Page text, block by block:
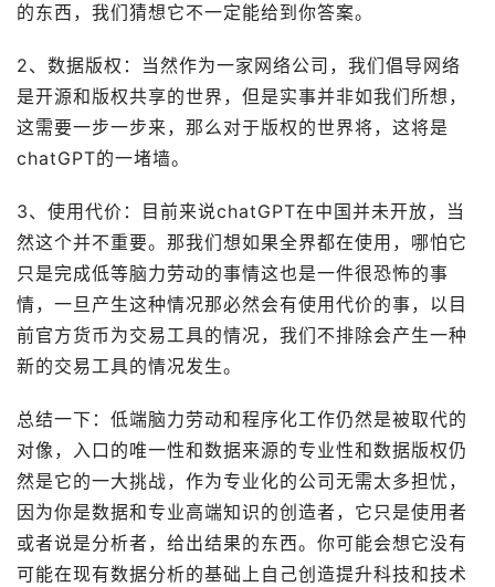
的东西，我们猜想它不一定能给到你答案。
2、数据版权：当然作为一家网络公司，我们倡导网络
是开源和版权共享的世界，但是实事并非如我们所想，
这需要一步一步来，那么对于版权的世界将，这将是
chatGPT的一堵墙。
3、使用代价：目前来说chatGPT在中国并未开放，当
然这个并不重要。那我们想如果全界都在使用，哪怕它
只是完成低等脑力劳动的事情这也是一件很恐怖的事
情，一旦产生这种情况那必然会有使用代价的事，以目
前官方货币为交易工具的情况，我们不排除会产生一种
新的交易工具的情况发生。
总结一下：低端脑力劳动和程序化工作仍然是被取代的
对像，入口的唯一性和数据来源的专业性和数据版权仍
然是它的一大挑战，作为专业化的公司无需太多担忧，
因为你是数据和专业高端知识的创造者，它只是使用者
或者说是分析者，给出结果的东西。你可能会想它没有
可能在现有数据分析的基础上自己创造提升科技和技术